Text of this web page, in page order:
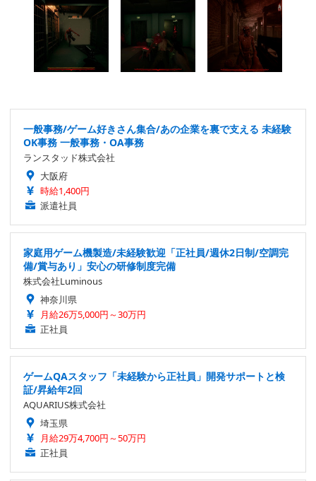
一般事務/ゲーム好きさん集合/あの企業を裏で支える 未経験
OK事務 一般事務・OA事務
ランスタッド株式会社
大阪府
時給1,400円
派遣社員
家庭用ゲーム機製造/未経験歓迎「正社員/週休2日制/空調完
備/賞与あり」安心の研修制度完備
株式会社Luminous
神奈川県
月給26万5,000円～30万円
正社員
ゲームQAスタッフ「未経験から正社員」開発サポートと検
証/昇給年2回
AQUARIUS株式会社
埼玉県
月給29万4,700円～50万円
正社員